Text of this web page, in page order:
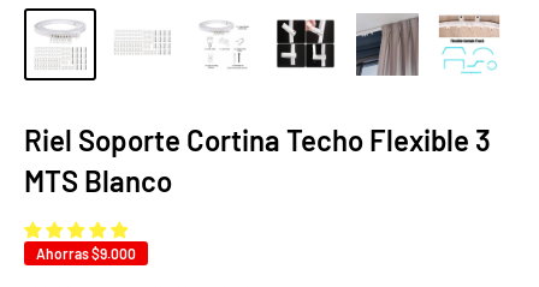
Riel Soporte Cortina Techo Flexible 3
MTS Blanco
Ahorras$9.000